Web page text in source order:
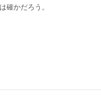
確かだろう。